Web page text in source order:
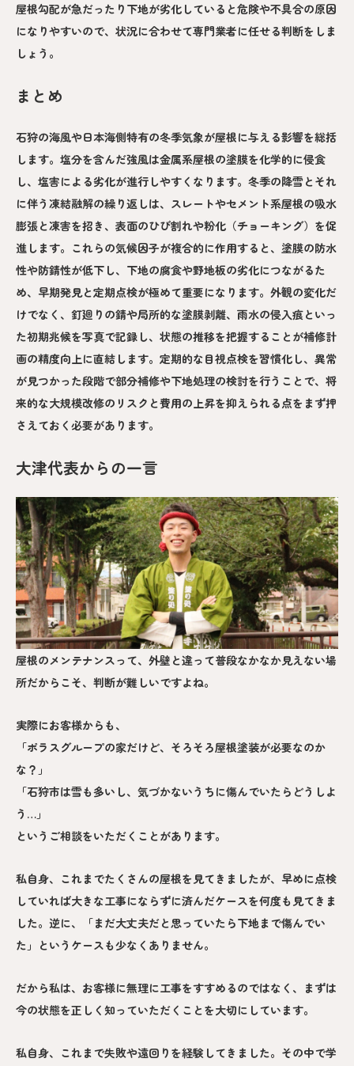
屋根勾配が急だったり下地が劣化していると危険や不具合の原因
になりやすいので、状況に合わせて専門業者に任せる判断をしま
しょう。
まとめ
石狩の海風や日本海側特有の冬季気象が屋根に与える影響を総括
します。塩分を含んだ強風は金属系屋根の塗膜を化学的に侵食
し、塩害による劣化が進行しやすくなります。冬季の降雪とそれ
に伴う凍結融解の繰り返しは、スレートやセメント系屋根の吸水
膨張と凍害を招き、表面のひび割れや粉化（チョーキング）を促
進します。これらの気候因子が複合的に作用すると、塗膜の防水
性や防錆性が低下し、下地の腐食や野地板の劣化につながるた
め、早期発見と定期点検が極めて重要になります。外観の変化だ
けでなく、釘廻りの錆や局所的な塗膜剥離、雨水の侵入痕といっ
た初期兆候を写真で記録し、状態の推移を把握することが補修計
画の精度向上に直結します。定期的な目視点検を習慣化し、異常
が見つかった段階で部分補修や下地処理の検討を行うことで、将
来的な大規模改修のリスクと費用の上昇を抑えられる点をまず押
さえておく必要があります。
大津代表からの一言
屋根のメンテナンスって、外壁と違って普段なかなか見えない場
所だからこそ、判断が難しいですよね。
実際にお客様からも、
「ポラスグループの家だけど、そろそろ屋根塗装が必要なのか
な？」
「石狩市は雪も多いし、気づかないうちに傷んでいたらどうしよ
う…」
というご相談をいただくことがあります。
私自身、これまでたくさんの屋根を見てきましたが、早めに点検
していれば大きな工事にならずに済んだケースを何度も見てきま
した。逆に、「まだ大丈夫だと思っていたら下地まで傷んでい
た」というケースも少なくありません。
だから私は、お客様に無理に工事をすすめるのではなく、まずは
今の状態を正しく知っていただくことを大切にしています。
私自身、これまで失敗や遠回りを経験してきました。その中で学